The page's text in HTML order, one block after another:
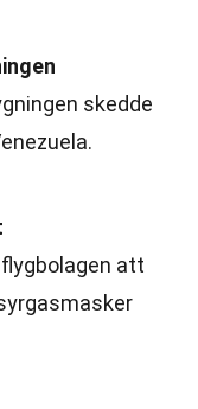
skedde
att